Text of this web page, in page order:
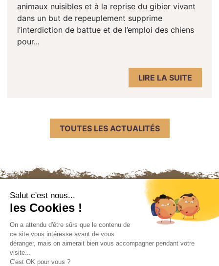
animaux nuisibles et à la reprise du gibier vivant
dans un but de repeuplement supprime
l’interdiction de battue et de l’emploi des chiens
pour...
LIRE LA SUITE
TOUTES LES ACTUALITÉS